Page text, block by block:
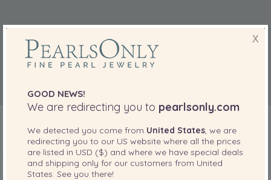
INCLUSO CON IL PRODOTTO
X
GOOD NEWS!
We are redirecting you to pearlsonly.com
We detected you come from United States , we are
redirecting you to our US website where all the prices
are listed in USD ($) and where we have special deals
and shipping only for our customers from United
States . See you there!